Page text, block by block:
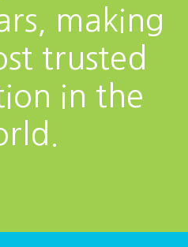
making
trusted
in the